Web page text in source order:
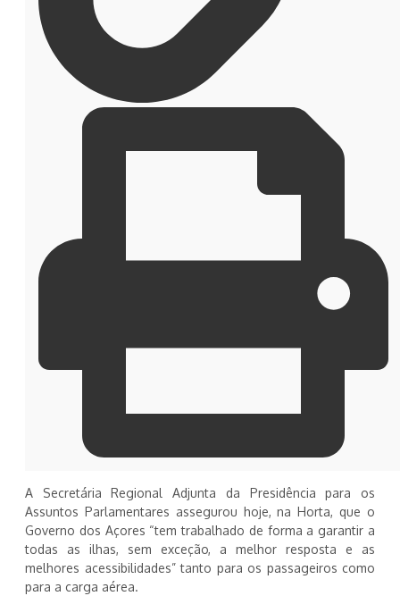
A Secretária Regional Adjunta da Presidência para os
Assuntos Parlamentares assegurou hoje, na Horta, que o
Governo dos Açores “tem trabalhado de forma a garantir a
todas as ilhas, sem exceção, a melhor resposta e as
melhores acessibilidades” tanto para os passageiros como
para a carga aérea.